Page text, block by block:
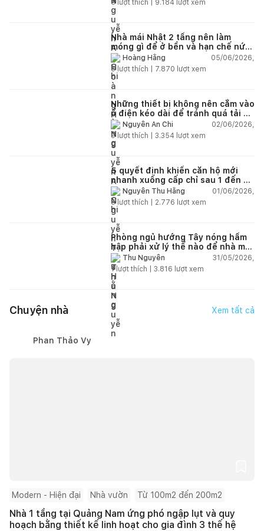
5lượt thích | 9.184 lượt xem
Nhà mái Nhật 2 tầng nên làm
móng gì để ở bền và hạn chế nứt
lún?Hoàng Hằng
05/06/2026,
5lượt thích | 7.870 lượt xem
Những thiết bị không nên cắm vào
ổ điện kéo dài để tránh quá tải và
chập cháy trong nhà
Nguyễn An Chi
02/06/2026,
9lượt thích | 3.354 lượt xem
5 quyết định khiến căn hộ mới
nhanh xuống cấp chỉ sau 1 đến 2
nămNguyễn Thu Hằng
01/06/2026,
5lượt thích | 2.776 lượt xem
Phòng ngủ hướng Tây nóng hầm
hập phải xử lý thế nào để nhà mát
hơn?Thu Nguyễn
31/05/2026,
1lượt thích | 3.816 lượt xem
Chuyện nhà Xem tất cả
Phan Thảo Vy
Modern - Hiện đại Nhà vườn Từ 100m2 đến 200m2
Nhà 1 tầng tại Quảng Nam ứng phó ngập lụt và quy
hoạch bằng thiết kế linh hoạt cho gia đình 3 thế hệ